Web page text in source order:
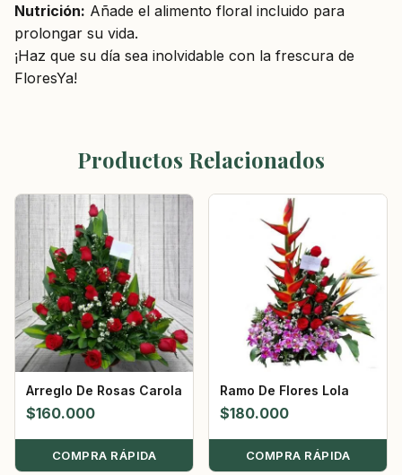
Nutrición: Añade el alimento floral incluido para
prolongar su vida.
¡Haz que su día sea inolvidable con la frescura de
FloresYa!
Productos Relacionados
Arreglo De Rosas Carola
$160.000
COMPRA RÁPIDA
Ramo De Flores Lola
$180.000
COMPRA RÁPIDA